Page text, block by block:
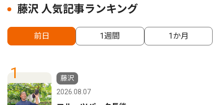
藤沢 人気記事ランキング
前日 1週間 1か月
1
藤沢
2026.08.07